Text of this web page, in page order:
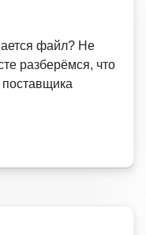
файл? Не
разберёмся, что
поставщика